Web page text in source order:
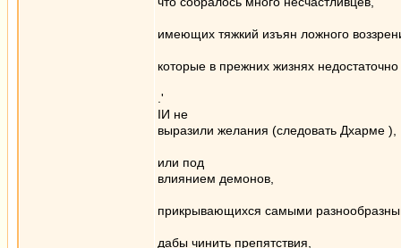
имеющих тяжкий изъян ложного
которые в прежних жизнях
.'
IИ не
выразили желания (следовать Дхарме ),
или под
влиянием демонов,
прикрывающихся самыми
дабы чинить препятствия,